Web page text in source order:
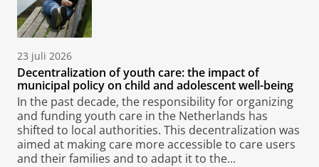
23 juli 2026
Decentralization of youth care: the impact of
municipal policy on child and adolescent well-being
In the past decade, the responsibility for organizing
and funding youth care in the Netherlands has
shifted to local authorities. This decentralization was
aimed at making care more accessible to care users
and their families and to adapt it to the...